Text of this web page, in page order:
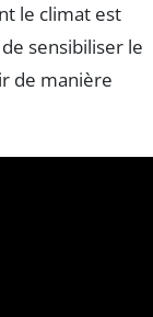
le climat est
sensibiliser le
de manière